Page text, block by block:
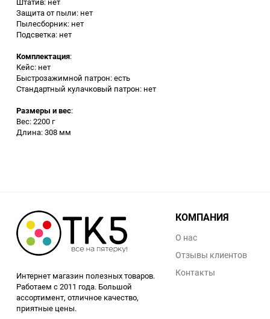
Бетономешалки
Бензоинструмент
Аккумуляторный
инструмент
Защита от пыли: нет
Пылесборник: нет
Подсветка: нет
Комплектация:
Кейс: нет
Быстрозажимной патрон: есть
Стандартный кулачковый патрон: нет
Размеры и вес:
Вес: 2200 г
Длина: 308 мм
Интернет магазин полезных товаров.
Работаем с 2011 года. Большой
ассортимент, отличное качество,
приятные цены.
КОМПАНИЯ
О нас
Отзывы клиентов
Контакты